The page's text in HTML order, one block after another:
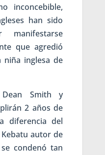
inconcebible,
han sido
manifestarse
que agredió
niña inglesa de
Dean Smith y
2 años de
diferencia del
autor de
condenó tan